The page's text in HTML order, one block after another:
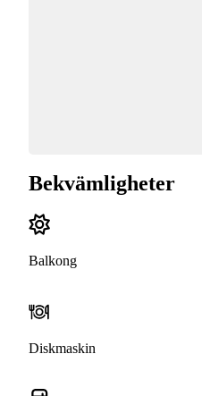
Bekvämligheter
Balkong
Diskmaskin